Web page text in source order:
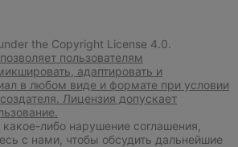
the Copyright License 4.0.
пользователям
адаптировать и
в любом виде и формате при условии
Лицензия допускает
либо нарушение соглашения,
с нами, чтобы обсудить дальнейшие